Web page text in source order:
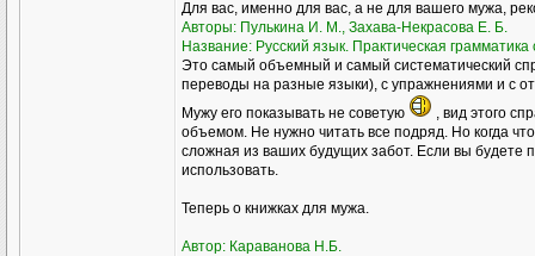
Для вас, именно для вас, а не для вашего мужа,
Авторы: Пулькина И. М., Захава-Некрасова Е. Б.
Название: Русский язык. Практическая
Это самый объемный и самый систематический
переводы на разные языки), с упражнениями и с
Мужу его показывать не советую
, вид этого
объемом. Не нужно читать все подряд. Но когда
сложная из ваших будущих забот. Если вы будете
использовать.
Теперь о книжках для мужа.
Автор: Караванова Н.Б.